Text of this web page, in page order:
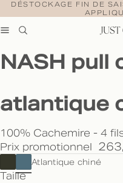
DÉSTOCKAGE FIN DE
NASH pull
atlantique
100% Cachemire - 4
Prix promotionnel
Atlantique chiné
Taille